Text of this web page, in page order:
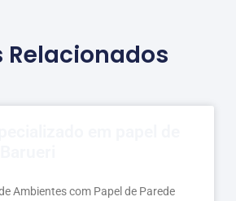
Relacionados
Ambientes com Papel de Parede